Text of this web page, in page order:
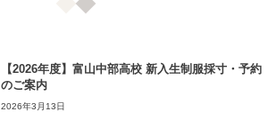
【2026年度】富山中部高校 新入生制服採寸・予約
のご案内
2026年3月13日